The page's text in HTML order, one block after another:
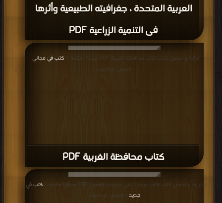
العربية المتحدة ، جغرافيته الطبيعية وأثرها
فى التنمية الزراعية PDF
كتاب محافظة الغربية PDF
قراءة و تحميل كتاب كتاب محافظة الغربية PDF مجانا | مكتبة > كتب في مجاني
التحميل : مرة/مرات
قراءة و تحميل كتاب كتاب دراسات فى جغرافية المعمار PDF مجانا | مكتبة >
كتب في
جديد | التحميل : مرة/مرات